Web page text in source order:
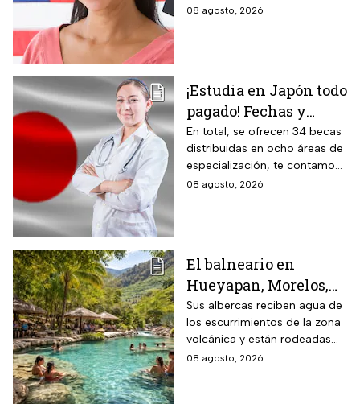
documento que permite
08 agosto, 2026
¡Estudia en Japón todo
pagado! Fechas y
requisitos de la
convocatoria para
becas de estancias en
2026
En total, se ofrecen 34 becas
distribuidas en ocho áreas de
especialización, te contamos
todos los detalles.
08 agosto, 2026
El balneario en
Hueyapan, Morelos,
que combina albercas
cristalinas con la
naturaleza del volcán
Popocatépetl y cuesta
Sus albercas reciben agua de
los escurrimientos de la zona
volcánica y están rodeadas
de vegetación, áreas verdes y
08 agosto, 2026